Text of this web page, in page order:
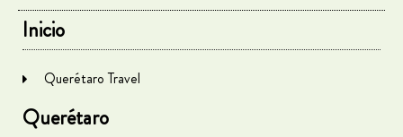
Inicio
Querétaro Travel
Querétaro